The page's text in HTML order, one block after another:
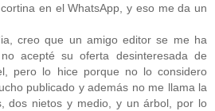
en el WhatsApp, y eso me da un
creo que un amigo editor se me ha
acepté su oferta desinteresada de
pero lo hice porque no lo considero
publicado y además no me llama la
dos nietos y medio, y un árbol, por lo